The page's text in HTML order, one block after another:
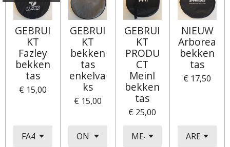
GEBRUI
KT
Fazley
bekken
tas
€ 15,00
GEBRUI
KT
bekken
tas
enkelva
ks
€ 15,00
GEBRUI
KT
PRODU
CT
Meinl
bekken
tas
€ 25,00
NIEUW
Arborea
bekken
tas
€ 17,50